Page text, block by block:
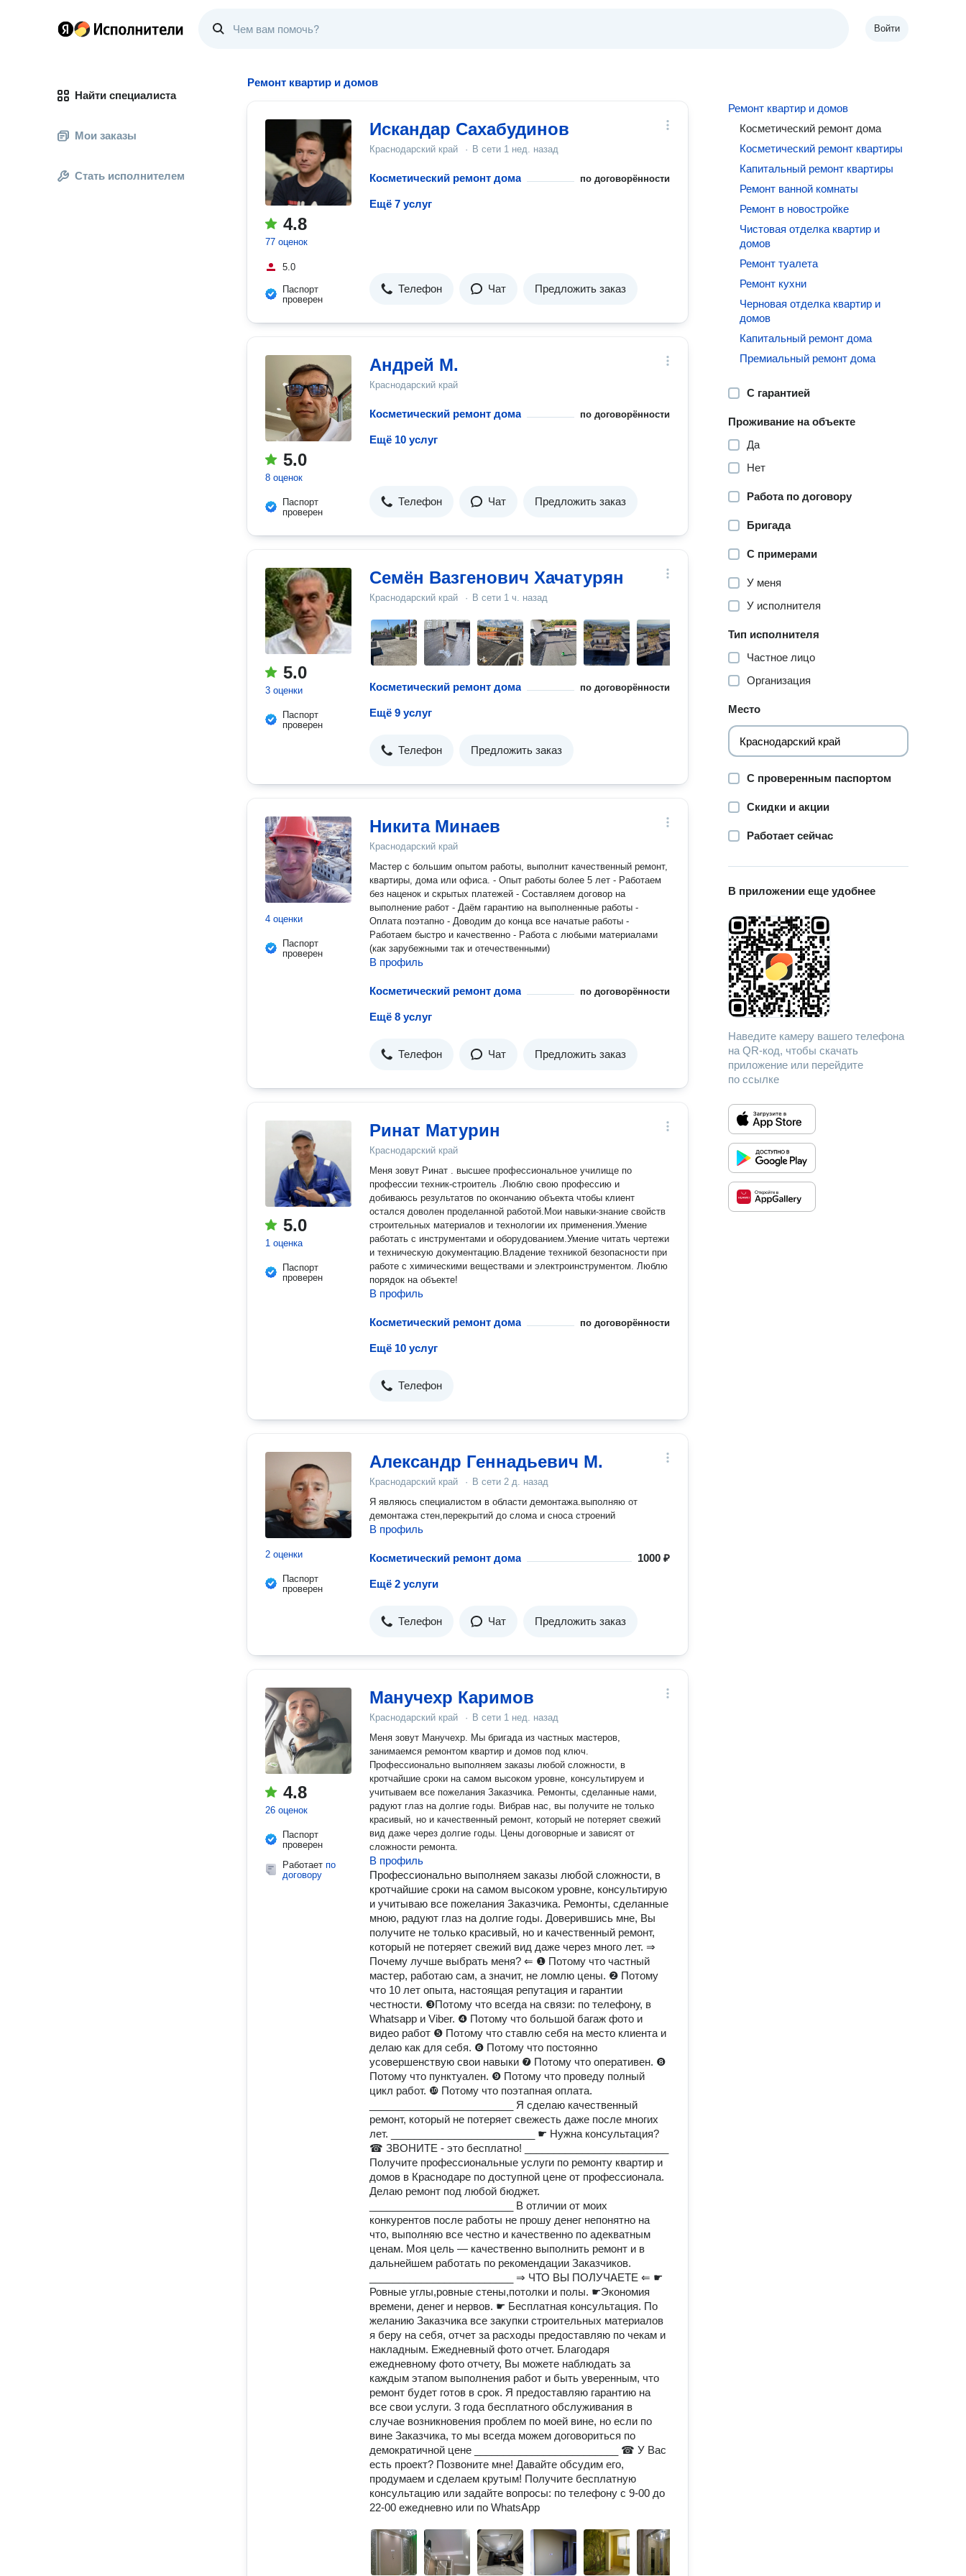
Войти
Найти специалиста
Мои заказы
Стать исполнителем
Ремонт квартир и домов
4.8
77 оценок
5.0
Паспорт
проверен
Искандар Сахабудинов
Краснодарский край · В сети 1 нед. назад
Косметический ремонт дома по договорённости
Ещё 7 услуг
Телефон Чат Предложить заказ
5.0
8 оценок
Паспорт
проверен
Андрей М.
Краснодарский край
Косметический ремонт дома по договорённости
Ещё 10 услуг
Телефон Чат Предложить заказ
5.0
3 оценки
Паспорт
проверен
Семён Вазгенович Хачатурян
Краснодарский край · В сети 1 ч. назад
Косметический ремонт дома по договорённости
Ещё 9 услуг
Телефон Предложить заказ
4 оценки
Паспорт
проверен
Никита Минаев
Краснодарский край
Мастер с большим опытом работы, выполнит качественный ремонт,
квартиры, дома или офиса. - Опыт работы более 5 лет - Работаем
без наценок и скрытых платежей - Составляем договор на
выполнение работ - Даём гарантию на выполненные работы -
Оплата поэтапно - Доводим до конца все начатые работы -
Работаем быстро и качественно - Работа с любыми материалами
(как зарубежными так и отечественными)
В профиль
Косметический ремонт дома по договорённости
Ещё 8 услуг
Телефон Чат Предложить заказ
5.0
1 оценка
Паспорт
проверен
Ринат Матурин
Краснодарский край
Меня зовут Ринат . высшее профессиональное училище по
профессии техник-строитель .Люблю свою профессию и
добиваюсь результатов по окончанию объекта чтобы клиент
остался доволен проделанной работой.Мои навыки-знание свойств
строительных материалов и технологии их применения.Умение
работать с инструментами и оборудованием.Умение читать чертежи
и техническую документацию.Владение техникой безопасности при
работе с химическими веществами и электроинструментом. Люблю
порядок на объекте!
В профиль
Косметический ремонт дома по договорённости
Ещё 10 услуг
Телефон
2 оценки
Паспорт
проверен
Александр Геннадьевич М.
Краснодарский край · В сети 2 д. назад
Я являюсь специалистом в области демонтажа.выполняю от
демонтажа стен,перекрытий до слома и сноса строений
В профиль
Косметический ремонт дома 1000 ₽
Ещё 2 услуги
Телефон Чат Предложить заказ
4.8
26 оценок
Паспорт
проверен
Работает по
договору
Манучехр Каримов
Краснодарский край · В сети 1 нед. назад
Меня зовут Манучехр. Мы бригада из частных мастеров,
занимаемся ремонтом квартир и домов под ключ.
Профессионально выполняем заказы любой сложности, в
кротчайшие сроки на самом высоком уровне, консультируем и
учитываем все пожелания Заказчика. Ремонты, сделанные нами,
радуют глаз на долгие годы. Вибрав нас, вы получите не только
красивый, но и качественный ремонт, который не потеряет свежий
вид даже через долгие годы. Цены договорные и зависят от
сложности ремонта.
В профиль
Профессионально выполняем заказы любой сложности, в
кротчайшие сроки на самом высоком уровне, консультирую
и учитываю все пожелания Заказчика. Ремонты, сделанные
мною, радуют глаз на долгие годы. Доверившись мне, Вы
получите не только красивый, но и качественный ремонт,
который не потеряет свежий вид даже через много лет. ⇒
Почему лучше выбрать меня? ⇐ ❶ Потому что частный
мастер, работаю сам, а значит, не ломлю цены. ❷ Потому
что 10 лет опыта, настоящая репутация и гарантии
честности. ❸Потому что всегда на связи: по телефону, в
Whatsapp и Viber. ❹ Потому что большой багаж фото и
видео работ ❺ Потому что ставлю себя на место клиента и
делаю как для себя. ❻ Потому что постоянно
усовершенствую свои навыки ❼ Потому что оперативен. ❽
Потому что пунктуален. ❾ Потому что проведу полный
цикл работ. ❿ Потому что поэтапная оплата.
_________________________ Я сделаю качественный
ремонт, который не потеряет свежесть даже после многих
лет. _________________________ ☛ Нужна консультация?
☎ ЗВОНИТЕ - это бесплатно! _________________________
Получите профессиональные услуги по ремонту квартир и
домов в Краснодаре по доступной цене от профессионала.
Делаю ремонт под любой бюджет.
_________________________ В отличии от моих
конкурентов после работы не прошу денег непонятно на
что, выполняю все честно и качественно по адекватным
ценам. Моя цель — качественно выполнить ремонт и в
дальнейшем работать по рекомендации Заказчиков.
_________________________ ⇒ ЧТО ВЫ ПОЛУЧАЕТЕ ⇐ ☛
Ровные углы,ровные стены,потолки и полы. ☛Экономия
времени, денег и нервов. ☛ Бесплатная консультация. По
желанию Заказчика все закупки строительных материалов
я беру на себя, отчет за расходы предоставляю по чекам и
накладным. Ежедневный фото отчет. Благодаря
ежедневному фото отчету, Вы можете наблюдать за
каждым этапом выполнения работ и быть уверенным, что
ремонт будет готов в срок. Я предоставляю гарантию на
все свои услуги. 3 года бесплатного обслуживания в
случае возникновения проблем по моей вине, но если по
вине Заказчика, то мы всегда можем договориться по
демократичной цене _________________________ ☎ У Вас
есть проект? Позвоните мне! Давайте обсудим его,
продумаем и сделаем крутым! Получите бесплатную
консультацию или задайте вопросы: по телефону с 9-00 до
22-00 ежедневно или по WhatsApp
Ремонт квартир и домов
Косметический ремонт дома
Косметический ремонт квартиры
Капитальный ремонт квартиры
Ремонт ванной комнаты
Ремонт в новостройке
Чистовая отделка квартир и
домов
Ремонт туалета
Ремонт кухни
Черновая отделка квартир и
домов
Капитальный ремонт дома
Премиальный ремонт дома
С гарантией
Проживание на объекте
Да
Нет
Работа по договору
Бригада
С примерами
У меня
У исполнителя
Тип исполнителя
Частное лицо
Организация
Место
С проверенным паспортом
Скидки и акции
Работает сейчас
В приложении еще удобнее
Наведите камеру вашего телефона
на QR-код, чтобы скачать
приложение или перейдите
по ссылке